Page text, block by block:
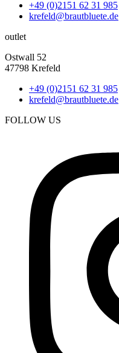
+49 (0)2151 62 31 985
krefeld@brautbluete.de
outlet
Ostwall 52
47798 Krefeld
+49 (0)2151 62 31 985
krefeld@brautbluete.de
FOLLOW US